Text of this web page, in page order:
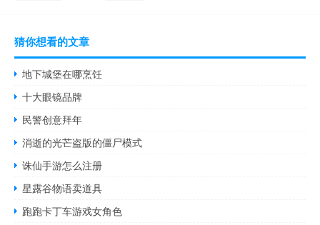
猜你想看的文章
地下城堡在哪烹饪
十大眼镜品牌
民警创意拜年
消逝的光芒盗版的僵尸模式
诛仙手游怎么注册
星露谷物语卖道具
跑跑卡丁车游戏女角色